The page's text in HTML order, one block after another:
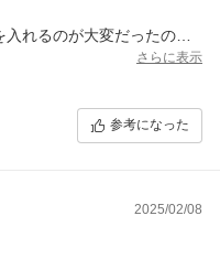
。ホンダの某ミニバンの
した。積み降ろしは妻と私
す
した。パーツクリーナーと
が良いでしょう。あと暖か
のでgoodです（雪が降って
れるのが大変だったので
６００mlのオイルを入れて
にも書いてありますが
ている可能性があると
さらに表示
参考になった
2025/02/08